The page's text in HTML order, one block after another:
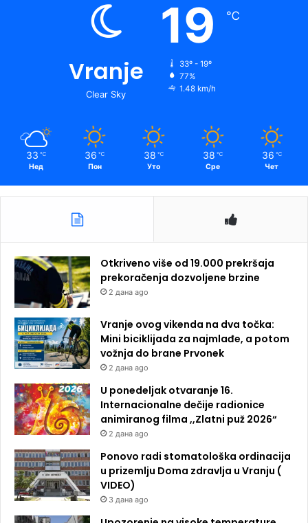
Vranje
Clear Sky
19 ℃
33º - 19º
77%
1.48 km/h
33 ℃
Нед
36 ℃
Пон
38 ℃
Уто
38 ℃
Сре
36 ℃
Чет
Otkriveno više od 19.000 prekršaja
prekoračenja dozvoljene brzine
2 дана ago
Vranje ovog vikenda na dva točka:
Mini biciklijada za najmlađe, a potom
vožnja do brane Prvonek
2 дана ago
U ponedeljak otvaranje 16.
Internacionalne dečije radionice
animiranog filma ,,Zlatni puž 2026“
2 дана ago
Ponovo radi stomatološka ordinacija
u prizemlju Doma zdravlja u Vranju (
VIDEO)
3 дана ago